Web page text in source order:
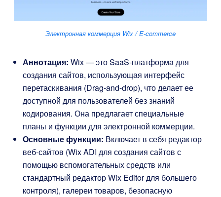
Электронная коммерция Wix / E-commerce
Аннотация: Wix — это SaaS-платформа для
создания сайтов, использующая интерфейс
перетаскивания (Drag-and-drop), что делает ее
доступной для пользователей без знаний
кодирования. Она предлагает специальные
планы и функции для электронной коммерции.
Основные функции: Включает в себя редактор
веб-сайтов (Wix ADI для создания сайтов с
помощью вспомогательных средств или
стандартный редактор Wix Editor для большего
контроля), галереи товаров, безопасную